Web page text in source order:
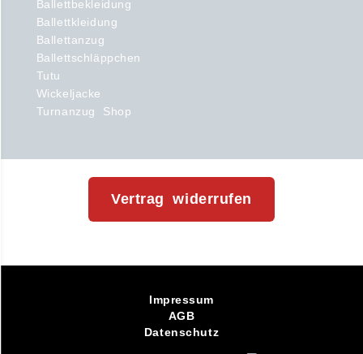
Ballettbekleidung
Ballettkleidung
Ballettanzug
Ballettschläppchen
Tutu
Wickeljacke
Turnanzug Shop
Vertrag widerrufen
Impressum
AGB
Datenschutz